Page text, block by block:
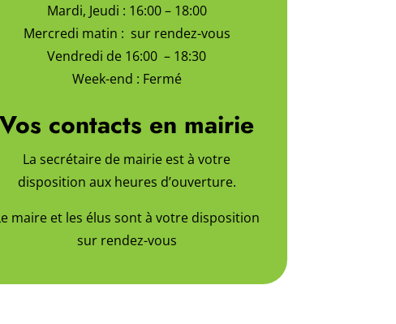
Mardi, Jeudi : 16:00 – 18:00
Mercredi matin : sur rendez-vous
Vendredi de 16:00 – 18:30
Week-end : Fermé
Vos contacts en mairie
La secrétaire de mairie est à votre
disposition aux heures d’ouverture.
maire et les élus sont à votre disposition
sur rendez-vous